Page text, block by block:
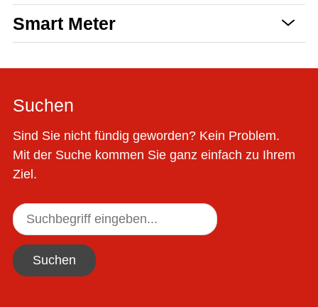
Smart Meter
Suchen
Sind Sie nicht fündig geworden? Kein Problem.
Mit der Suche kommen Sie ganz einfach zu Ihrem
Ziel.
Suchen